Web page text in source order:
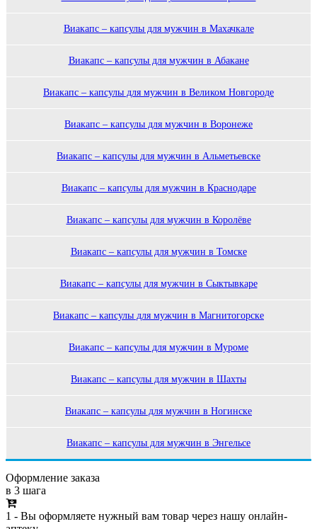
Виакапс – капсулы для мужчин в Махачкале
Виакапс – капсулы для мужчин в Абакане
Виакапс – капсулы для мужчин в Великом Новгороде
Виакапс – капсулы для мужчин в Воронеже
Виакапс – капсулы для мужчин в Альметьевске
Виакапс – капсулы для мужчин в Краснодаре
Виакапс – капсулы для мужчин в Королёве
Виакапс – капсулы для мужчин в Томске
Виакапс – капсулы для мужчин в Сыктывкаре
Виакапс – капсулы для мужчин в Магнитогорске
Виакапс – капсулы для мужчин в Муроме
Виакапс – капсулы для мужчин в Шахты
Виакапс – капсулы для мужчин в Ногинске
Виакапс – капсулы для мужчин в Энгельсе
Оформление заказа
в 3 шага
1 - Вы оформляете нужный вам товар через нашу онлайн-